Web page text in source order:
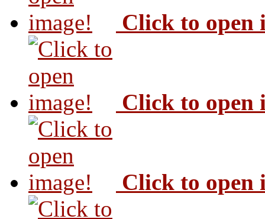
Click to open
Click to open
Click to open